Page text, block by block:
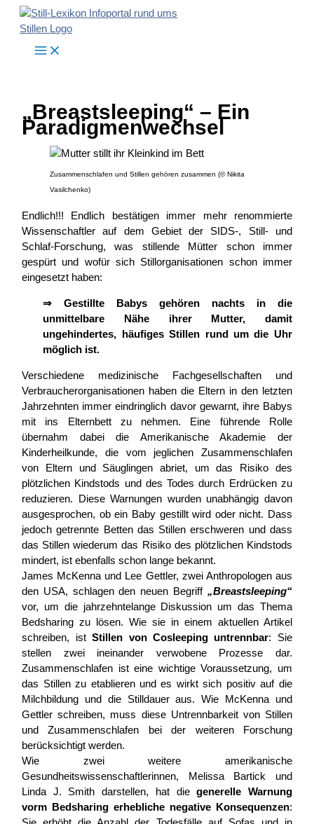
Zum
Inhalt
„Breastsleeping“ – Ein
Paradigmenwechsel
Zusammenschlafen und Stillen gehören zusammen (© Nikita
Vasilchenko)
Endlich!!! Endlich bestätigen immer mehr renommierte
Wissenschaftler auf dem Gebiet der SIDS-, Still- und
Schlaf-Forschung, was stillende Mütter schon immer
gespürt und wofür sich Stillorganisationen schon immer
eingesetzt haben:
⇒ Gestillte Babys gehören nachts in die
unmittelbare Nähe ihrer Mutter, damit
ungehindertes, häufiges Stillen rund um die Uhr
möglich ist.
Verschiedene medizinische Fachgesellschaften und
Verbraucherorganisationen haben die Eltern in den letzten
Jahrzehnten immer eindringlich davor gewarnt, ihre Babys
mit ins Elternbett zu nehmen. Eine führende Rolle
übernahm dabei die Amerikanische Akademie der
Kinderheilkunde, die vom jeglichen Zusammenschlafen
von Eltern und Säuglingen abriet, um das Risiko des
plötzlichen Kindstods und des Todes durch Erdrücken zu
reduzieren. Diese Warnungen wurden unabhängig davon
ausgesprochen, ob ein Baby gestillt wird oder nicht. Dass
jedoch getrennte Betten das Stillen erschweren und dass
das Stillen wiederum das Risiko des plötzlichen Kindstods
mindert, ist ebenfalls schon lange bekannt.
James McKenna und Lee Gettler, zwei Anthropologen aus
den USA, schlagen den neuen Begriff „Breastsleeping“
vor, um die jahrzehntelange Diskussion um das Thema
Bedsharing zu lösen. Wie sie in einem aktuellen Artikel
schreiben, istStillen von Cosleeping untrennbar: Sie
stellen zwei ineinander verwobene Prozesse dar.
Zusammenschlafen ist eine wichtige Voraussetzung, um
das Stillen zu etablieren und es wirkt sich positiv auf die
Milchbildung und die Stilldauer aus. Wie McKenna und
Gettler schreiben, muss diese Untrennbarkeit von Stillen
und Zusammenschlafen bei der weiteren Forschung
berücksichtigt werden.
Wie zwei weitere amerikanische
Gesundheitswissenschaftlerinnen, Melissa Bartick und
Linda J. Smith darstellen, hat diegenerelle Warnung
vorm Bedsharing erhebliche negative Konsequenzen: